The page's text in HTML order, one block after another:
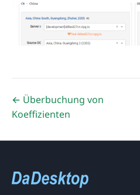
← Überbuchung von
Koeffizienten